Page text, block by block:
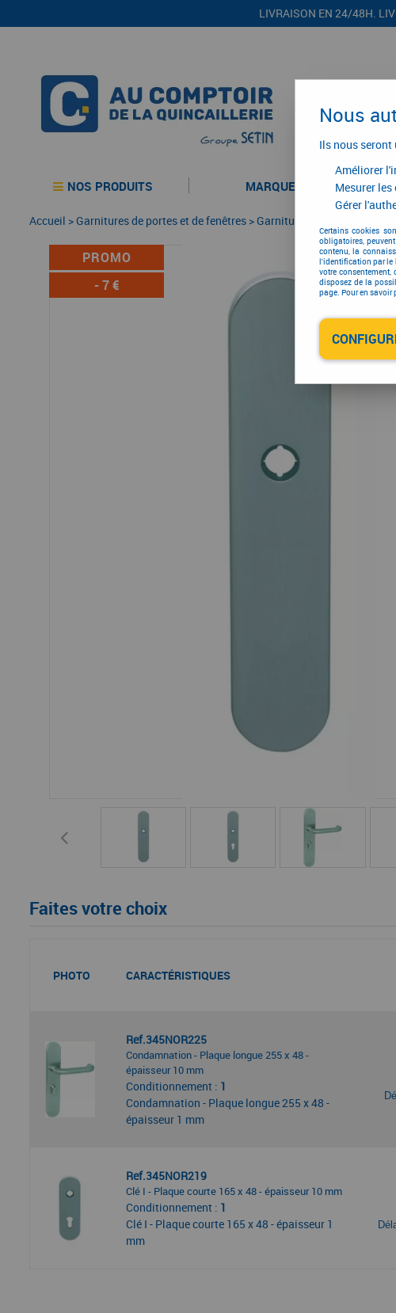
LIVRAISON EN 24/48H.
NOS PRODUITS MARQUES
Accueil >Garnitures de portes et de fenêtres >Garniture de portes
PROMO
-7 €
Faites votre choix
PHOTO CARACTÉRISTIQUES
Ref.345NOR225
Condamnation - Plaque longue 255 x 48 -
épaisseur 10 mm
Conditionnement : 1
Condamnation - Plaque longue 255 x 48 -
épaisseur 1 mm
Ref.345NOR219
Clé I - Plaque courte 165 x 48 - épaisseur 10 mm
Conditionnement : 1
Clé I - Plaque courte 165 x 48 - épaisseur 1
mm
Nous
Ils nous seront
Améliorer
Mesurer
Gérer
Certains cookies
obligatoires,
contenu, la
l'identification par le
votre
disposez de la
page. Pour en savoir